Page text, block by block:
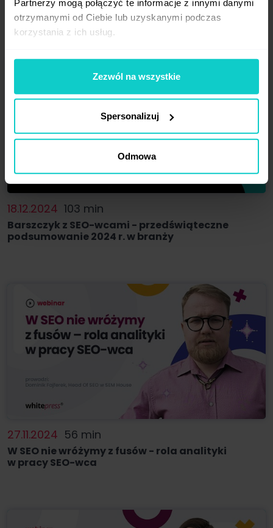
Partnerzy mogą połączyć te informacje z innymi danymi
otrzymanymi od Ciebie lub uzyskanymi podczas
korzystania z ich usług.
Zezwól na wszystkie
Spersonalizuj
Odmowa
widoczność i sprzedaż w 2025
18.12.2024 103 min
Barszczyk z SEO-wcami - przedświąteczne
podsumowanie 2024 r. w branży
27.11.2024 56 min
W SEO nie wróżymy z fusów - rola analityki
w pracy SEO-wca